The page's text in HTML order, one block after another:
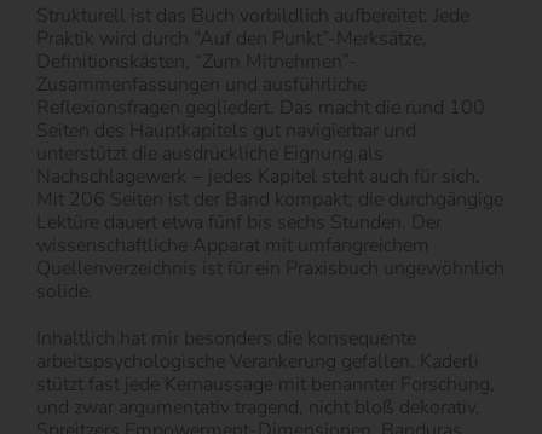
Strukturell ist das Buch vorbildlich aufbereitet: Jede
Praktik wird durch “Auf den Punkt”-Merksätze,
Definitionskästen, “Zum Mitnehmen”-
Zusammenfassungen und ausführliche
Reflexionsfragen gegliedert. Das macht die rund 100
Seiten des Hauptkapitels gut navigierbar und
unterstützt die ausdrückliche Eignung als
Nachschlagewerk − jedes Kapitel steht auch für sich.
Mit 206 Seiten ist der Band kompakt; die durchgängige
Lektüre dauert etwa fünf bis sechs Stunden. Der
wissenschaftliche Apparat mit umfangreichem
Quellenverzeichnis ist für ein Praxisbuch ungewöhnlich
solide.
Inhaltlich hat mir besonders die konsequente
arbeitspsychologische Verankerung gefallen. Kaderli
stützt fast jede Kernaussage mit benannter Forschung,
und zwar argumentativ tragend, nicht bloß dekorativ.